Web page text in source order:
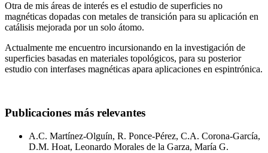
Otra de mis áreas de interés es el estudio de superficies no
magnéticas dopadas con metales de transición para su aplicación en
catálisis mejorada por un solo átomo.
Actualmente me encuentro incursionando en la investigación de
superficies basadas en materiales topológicos, para su posterior
estudio con interfases magnéticas apara aplicaciones en espintrónica.
Publicaciones más relevantes
A.C. Martínez-Olguín, R. Ponce-Pérez, C.A. Corona-García,
D.M. Hoat, Leonardo Morales de la Garza, María G.